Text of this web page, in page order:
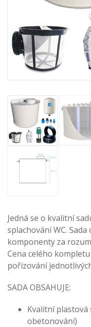
Jedná se o kvalitní
splachování WC.
komponenty za
Cena celého
pořizování
SADA OBSAHUJE:
Kvalitní
obetonování)